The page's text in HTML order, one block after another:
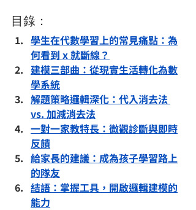
目錄：
學生在代數學習上的常見痛點：為
何看到 x 就斷線？
建模三部曲：從現實生活轉化為數
學系統
解題策略邏輯深化：代入消去法
vs. 加減消去法
一對一家教特長：微觀診斷與即時
反饋
給家長的建議：成為孩子學習路上
的隊友
結語：掌握工具，開啟邏輯建模的
能力